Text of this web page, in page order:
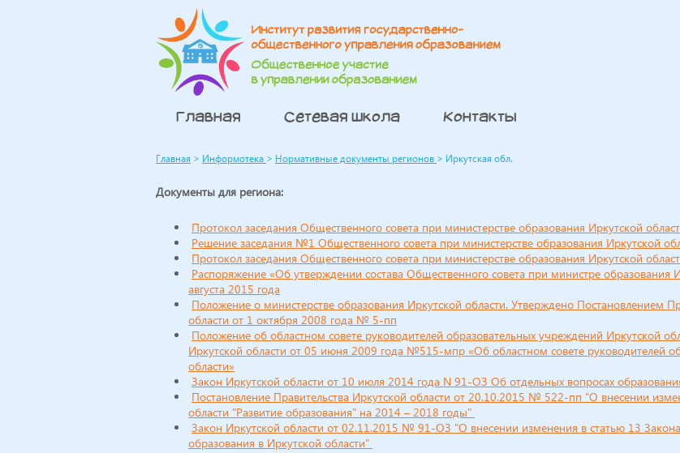
Главная Сетевая школа Контакты
Главная > Информотека > Нормативные документы регионов > Иркутская обл.
Документы для региона:
Протокол заседания Общественного совета при министерстве образования Иркутской
Решение заседания №1 Общественного совета при министерстве образования Иркутской
Протокол заседания Общественного совета при министерстве образования Иркутской
Распоряжение «Об утверждении состава Общественного совета при министре образования
августа 2015 года
Положение о министерстве образования Иркутской области. Утверждено Постановлением
области от 1 октября 2008 года № 5-пп
Положение об областном совете руководителей образовательных учреждений Иркутской
Иркутской области от 05 июня 2009 года №515-мпр «Об областном совете руководителей
области»
Закон Иркутской области от 10 июля 2014 года N 91-ОЗ Об отдельных вопросах
Постановление Правительства Иркутской области от 20.10.2015 № 522-пп "О внесении
области "Развитие образования" на 2014 – 2018 годы"
Закон Иркутской области от 02.11.2015 № 91-ОЗ "О внесении изменения в статью 13
образования в Иркутской области"